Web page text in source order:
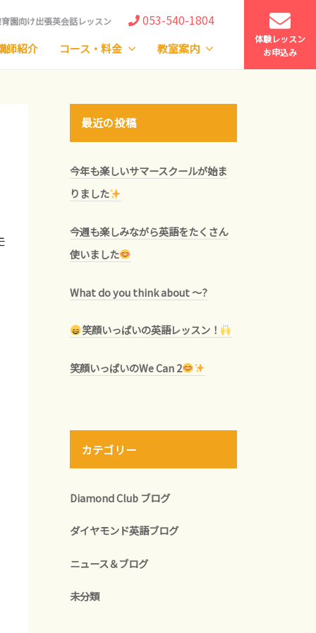
園向け出張英会話レッスン 053-540-1804
師紹介 コース・料金 教室案内
体験レッスン
お申込み
最近の投稿
今年も楽しいサマースクールが始ま
りました
今週も楽しみながら英語をたくさん
使いました
What do you think about ～?
笑顔いっぱいの英語レッスン！
笑顔いっぱいのWe Can 2
カテゴリー
Diamond Club ブログ
ダイヤモンド英語ブログ
ニュース＆ブログ
未分類